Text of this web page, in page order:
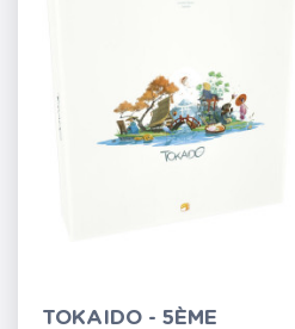
TOKAIDO - 5ÈME